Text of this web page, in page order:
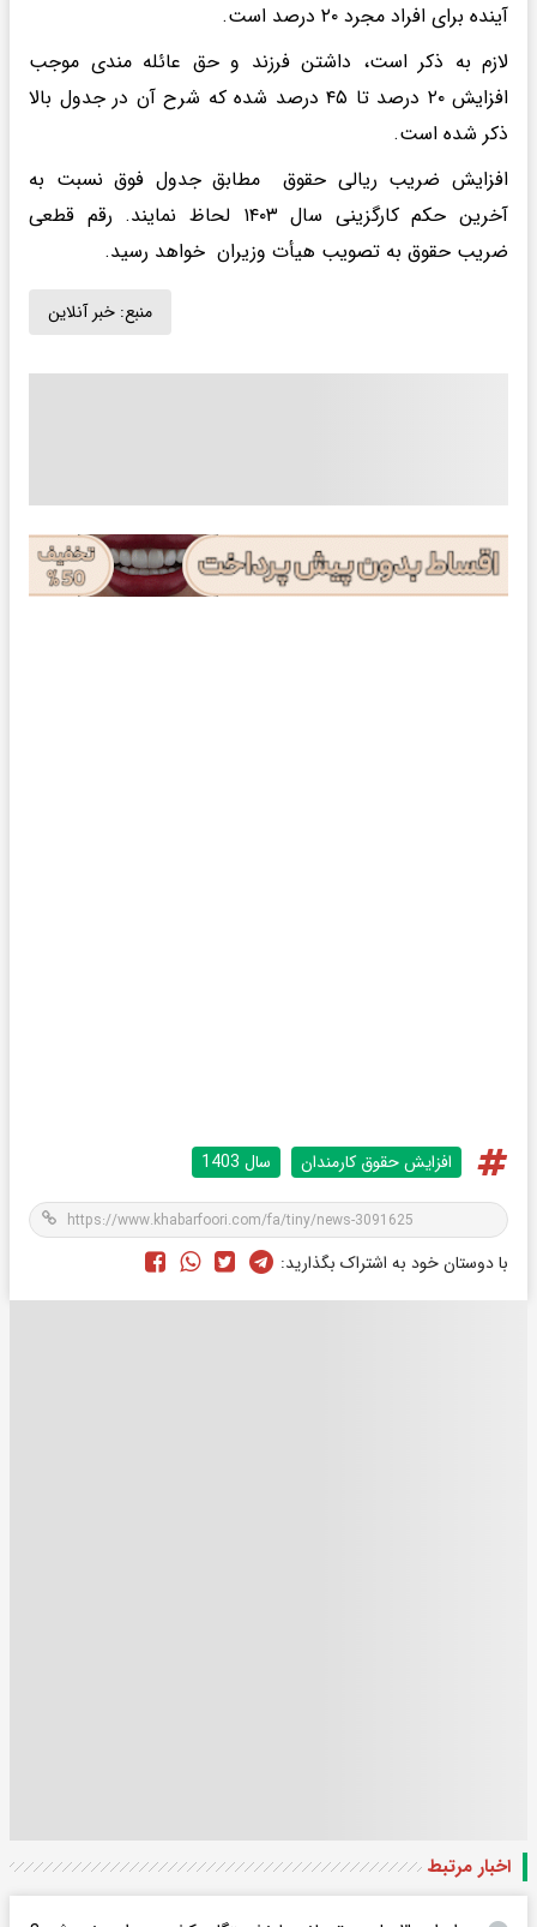
آینده برای افراد مجرد ۲۰ درصد است.
لازم به ذکر است، داشتن فرزند و حق عائله مندی موجب
افزایش ۲۰ درصد تا ۴۵ درصد شده که شرح آن در جدول بالا
ذکر شده است.
افزایش ضریب ریالی حقوق مطابق جدول فوق نسبت به
آخرین حکم کارگزینی سال ۱۴۰۳ لحاظ نمایند. رقم قطعی
ضریب حقوق به تصویب هیأت وزیران خواهد رسید.
منبع: خبر آنلاین
افزایش حقوق کارمندان سال 1403
با دوستان خود به اشتراک بگذارید:
اخبار مرتبط